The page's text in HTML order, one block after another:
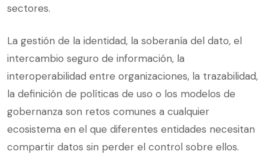
sectores.
La gestión de la identidad, la soberanía del dato, el
intercambio seguro de información, la
interoperabilidad entre organizaciones, la trazabilidad,
la definición de políticas de uso o los modelos de
gobernanza son retos comunes a cualquier
ecosistema en el que diferentes entidades necesitan
compartir datos sin perder el control sobre ellos.